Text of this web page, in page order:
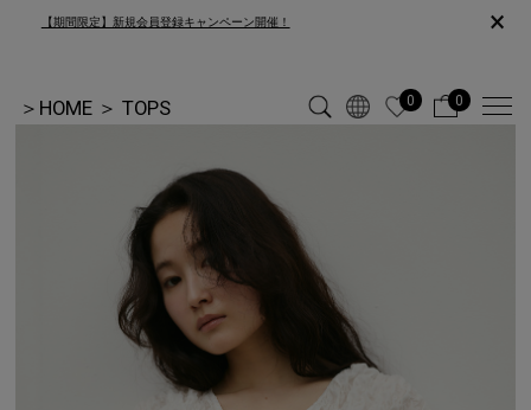
【期間限定】新規会員登録キャンペーン開催！ ×
＞ HOME ＞ TOPS 0 0